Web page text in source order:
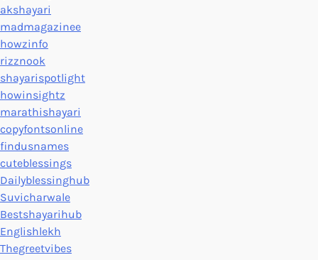
akshayari
madmagazinee
howzinfo
rizznook
shayarispotlight
howinsightz
marathishayari
copyfontsonline
findusnames
cuteblessings
Dailyblessinghub
Suvicharwale
Bestshayarihub
Englishlekh
Thegreetvibes